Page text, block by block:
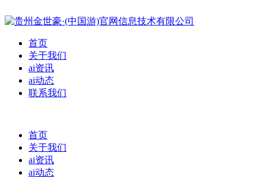
首页
关于我们
ai资讯
ai动态
联系我们
首页
关于我们
ai资讯
ai动态